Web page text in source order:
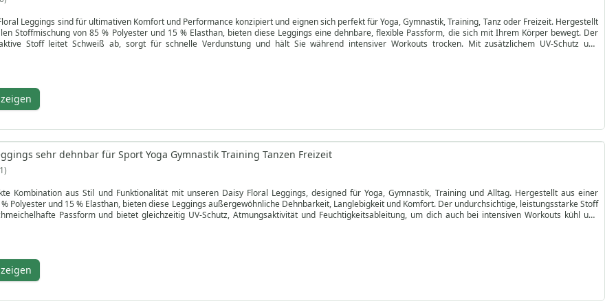
Leggings sind für ultimativen Komfort und Performance konzipiert und eignen sich perfekt für Yoga, Gymnastik, Training, Tanz oder Freizeit. Hergestellt
Stoffmischung von 85 % Polyester und 15 % Elasthan, bieten diese Leggings eine dehnbare, flexible Passform, die sich mit Ihrem Körper bewegt. Der
Stoff leitet Schweiß ab, sorgt für schnelle Verdunstung und hält Sie während intensiver Workouts trocken. Mit zusätzlichem UV-Schutz und
in Ihrer Sportswear-Kollektion.
wählen Sie die größere Größe, wenn Sie zwischen zwei Größen liegen. Die abnehmbaren Aufhängebügel sorgen für zusätzlichen Komfort,
Material Langlebigkeit garantiert. Waschen Sie die Leggings auf links, um die Farben zu schonen, und vermeiden Sie Bleichmittel, Bügeln oder
Diese hochfunktionellen Leggings sind für Ihren aktiven Lebensstil gemacht und vereinen Funktionalität mit modischem Design. Bestellen Sie jetzt und
Kombination aus Komfort, Stil und Langlebigkeit!
sehr dehnbar für Sport Yoga Gymnastik Training Tanzen Freizeit
1
Kombination aus Stil und Funktionalität mit unseren Daisy Floral Leggings, designed für Yoga, Gymnastik, Training und Alltag. Hergestellt aus einer
Polyester und 15 % Elasthan, bieten diese Leggings außergewöhnliche Dehnbarkeit, Langlebigkeit und Komfort. Der undurchsichtige, leistungsstarke Stoff
Passform und bietet gleichzeitig UV-Schutz, Atmungsaktivität und Feuchtigkeitsableitung, um dich auch bei intensiven Workouts kühl und
Leggings vereinen Mode und Sportswear perfekt.
Physiologie entwickelt, zeichnen sich diese Leggings durch eine weiche, elastische Textur aus, die sich deinem Körper anpasst und uneingeschränkte
bietet. Der schweißabsorbierende Stoff sorgt für schnelle Verdunstung und hält dich frisch und komfortabel. Für die perfekte Passform wähle die größere
zwei Größen liegst. Pflege deine Leggings, indem du sie auf links wäschst, Bleichmittel vermeidest und sie im Schatten trocknest, um die
und Langlebigkeit zu erhalten. Bestelle jetzt und erweitere deine Sportkleidungskollektion mit diesen stilvollen, hochwertigen Leggings, die Leistung und